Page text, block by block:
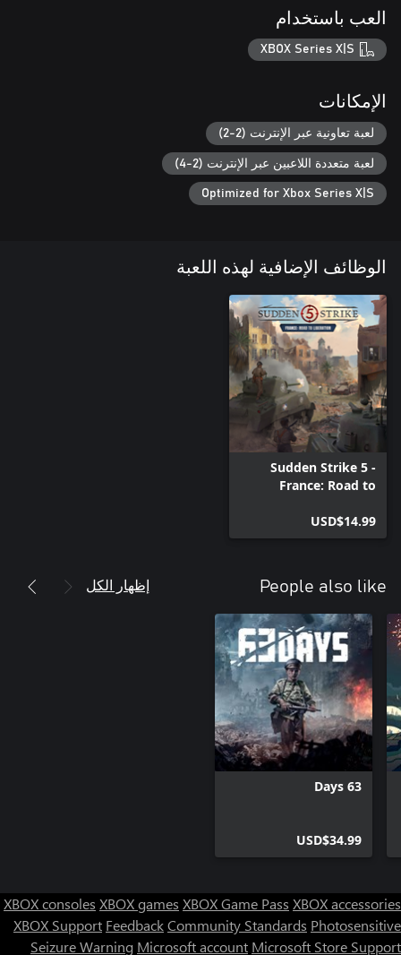
العب باستخدام
XBOX Series X|S
الإمكانات
لعبة تعاونية عبر الإنترنت (2-2)
لعبة متعددة اللاعبين عبر الإنترنت (2-4)
Optimized for Xbox Series X|S
الوظائف الإضافية لهذه اللعبة
Sudden Strike 5 -
France: Road to
USD$14.99
People also like إظهار الكل
63 Days
USD$34.99
XBOX consoles XBOX games XBOX Game Pass XBOX accessories
XBOX Support FeedbackCommunity Standards Photosensitive
Seizure Warning Microsoft account Microsoft Store Support